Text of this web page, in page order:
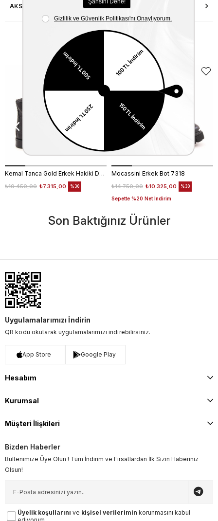
AKSESUAR ONARIMI
Benzer Ürünler
Kemal Tanca Gold Erkek Hakiki Deri Tpu Taban Siyah Bot
₺7.315,00
₺10.450,00 %30
Mocassini Erkek Bot 7318
₺10.325,00
₺14.750,00
Sepette %20 Net İndirim
%30
EKLE5
KODUYLA
İNDİRİM
Son Baktığınız Ürünler
Uygulamalarımızı İndirin
QR kodu okutarak uygulamalarımızı indirebilirsiniz.
App Store Google Play
Hesabım
Kurumsal
Müşteri İlişkileri
Bizden Haberler
Bültenimize Üye Olun ! Tüm İndirim ve Fırsatlardan İlk Sizin Haberiniz
Olsun!
Üyelik koşullarını ve kişisel verilerimin korunmasını kabul